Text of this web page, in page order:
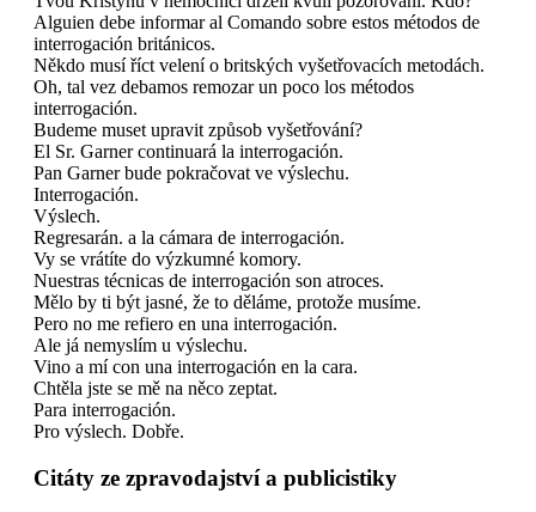
Alguien debe informar al Comando sobre estos métodos de
interrogación británicos.
Někdo musí říct velení o britských vyšetřovacích metodách.
Oh, tal vez debamos remozar un poco los métodos
interrogación.
Budeme muset upravit způsob vyšetřování?
El Sr. Garner continuará la interrogación.
Pan Garner bude pokračovat ve výslechu.
Interrogación.
Výslech.
Regresarán. a la cámara de interrogación.
Vy se vrátíte do výzkumné komory.
Nuestras técnicas de interrogación son atroces.
Mělo by ti být jasné, že to děláme, protože musíme.
Pero no me refiero en una interrogación.
Ale já nemyslím u výslechu.
Vino a mí con una interrogación en la cara.
Chtěla jste se mě na něco zeptat.
Para interrogación.
Pro výslech. Dobře.
Citáty ze zpravodajství a publicistiky